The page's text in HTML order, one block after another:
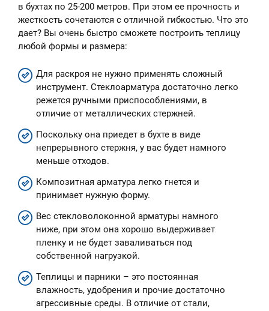
в бухтах по 25-200 метров. При этом ее прочность и
жесткость сочетаются с отличной гибкостью. Что это
дает? Вы очень быстро сможете построить теплицу
любой формы и размера:
Для раскроя не нужно применять сложный
инструмент. Стеклоарматура достаточно легко
режется ручными приспособлениями, в
отличие от металлических стержней.
Поскольку она приедет в бухте в виде
непрерывного стержня, у вас будет намного
меньше отходов.
Композитная арматура легко гнется и
принимает нужную форму.
Вес стекловолоконной арматуры намного
ниже, при этом она хорошо выдерживает
пленку и не будет заваливаться под
собственной нагрузкой.
Теплицы и парники – это постоянная
влажность, удобрения и прочие достаточно
агрессивные среды. В отличие от стали,